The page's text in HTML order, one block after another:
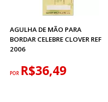
AGULHA DE MÃO PARA
BORDAR CELEBRE CLOVER REF
2006
POR R$36,49